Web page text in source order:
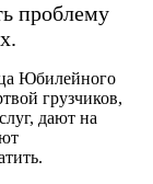
проблему
Юбилейного
грузчиков,
дают на